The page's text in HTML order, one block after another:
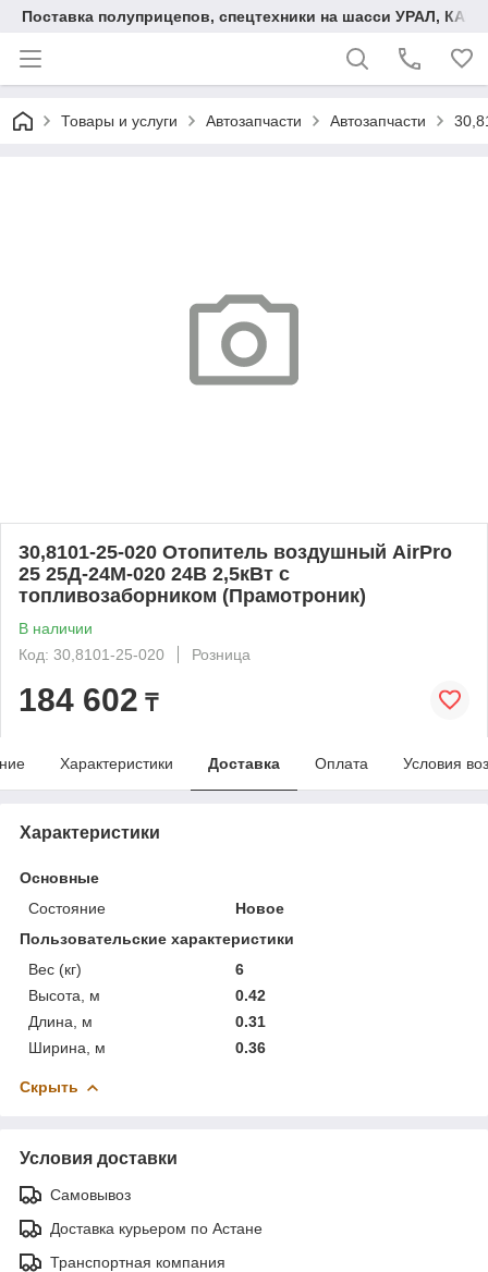
Поставка полуприцепов, спецтехники на шасси УРАЛ,
Товары и услуги Автозапчасти Автозапчасти
30,8101-25-020 Отопитель воздушный AirPro
25 25Д-24М-020 24В 2,5кВт с
топливозаборником (Прамотроник)
В наличии
Код: 30,8101-25-020
Розница
184 602 ₸
Характеристики Доставка Оплата Условия
Характеристики
Основные
Состояние
Новое
Пользовательские характеристики
Вес (кг)
6
Высота, м
0.42
Длина, м
0.31
Ширина, м
0.36
Скрыть
Условия доставки
Самовывоз
Доставка курьером по Астане
Транспортная компания